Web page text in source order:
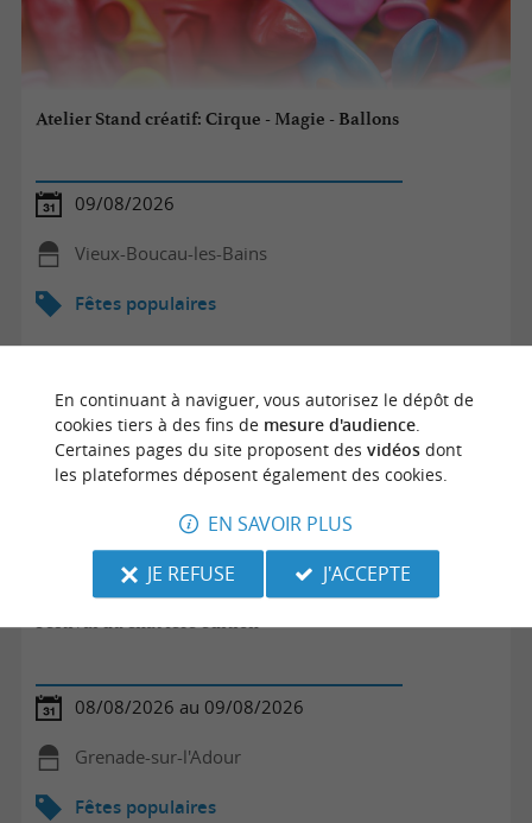
Atelier Stand créatif: Cirque - Magie - Ballons
09/08/2026
Vieux-Boucau-les-Bains
Fêtes populaires
Festival du chat 1ère édition
08/08/2026 au 09/08/2026
Grenade-sur-l'Adour
Fêtes populaires
En continuant à naviguer, vous autorisez le dépôt de
cookies tiers à des fins de mesure d'audience.
Certaines pages du site proposent des vidéosdont
les plateformes déposent également des cookies.
EN SAVOIR PLUS
JE REFUSE
J'ACCEPTE